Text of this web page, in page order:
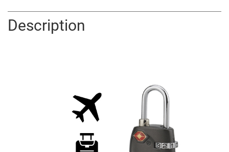
Description